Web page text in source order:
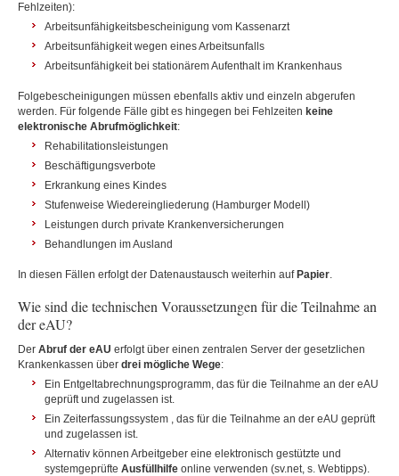
Fehlzeiten):
Arbeitsunfähigkeitsbescheinigung vom Kassenarzt
Arbeitsunfähigkeit wegen eines Arbeitsunfalls
Arbeitsunfähigkeit bei stationärem Aufenthalt im Krankenhaus
Folgebescheinigungen müssen ebenfalls aktiv und einzeln abgerufen
werden. Für folgende Fälle gibt es hingegen bei Fehlzeiten keine
elektronische Abrufmöglichkeit:
Rehabilitationsleistungen
Beschäftigungsverbote
Erkrankung eines Kindes
Stufenweise Wiedereingliederung (Hamburger Modell)
Leistungen durch private Krankenversicherungen
Behandlungen im Ausland
In diesen Fällen erfolgt der Datenaustausch weiterhin auf Papier.
Wie sind die technischen Voraussetzungen für die Teilnahme an
der eAU?
Der Abruf der eAU erfolgt über einen zentralen Server der gesetzlichen
Krankenkassen über drei mögliche Wege:
Ein Entgeltabrechnungsprogramm, das für die Teilnahme an der eAU
geprüft und zugelassen ist.
Ein Zeiterfassungssystem , das für die Teilnahme an der eAU geprüft
und zugelassen ist.
Alternativ können Arbeitgeber eine elektronisch gestützte und
systemgeprüfte Ausfüllhilfe online verwenden (sv.net, s. Webtipps).